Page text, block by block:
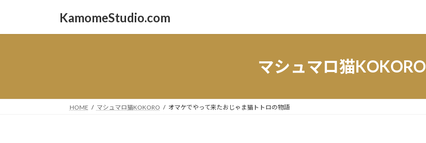
KamomeStudio.com
マシュマロ猫KOKORO
HOME マシュマロ猫KOKORO オマケでやって来たおじゃま猫トトロの物語